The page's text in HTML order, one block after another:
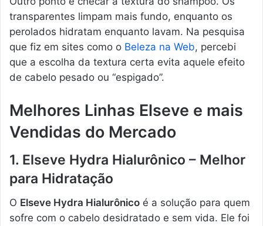
transparentes limpam mais fundo, enquanto os
perolados hidratam enquanto lavam. Na pesquisa
que fiz em sites como o Beleza na Web, percebi
que a escolha da textura certa evita aquele efeito
de cabelo pesado ou “espigado”.
Melhores Linhas Elseve e mais
Vendidas do Mercado
1. Elseve Hydra Hialurônico – Melhor
para Hidratação
O Elseve Hydra Hialurônico é a solução para quem
sofre com o cabelo desidratado e sem vida. Ele foi